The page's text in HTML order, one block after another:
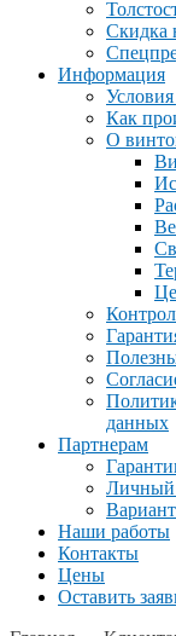
Скидка
Информация
Как
О
данных
Партнерам
Личный
Наши работы
Контакты
Цены
Оставить